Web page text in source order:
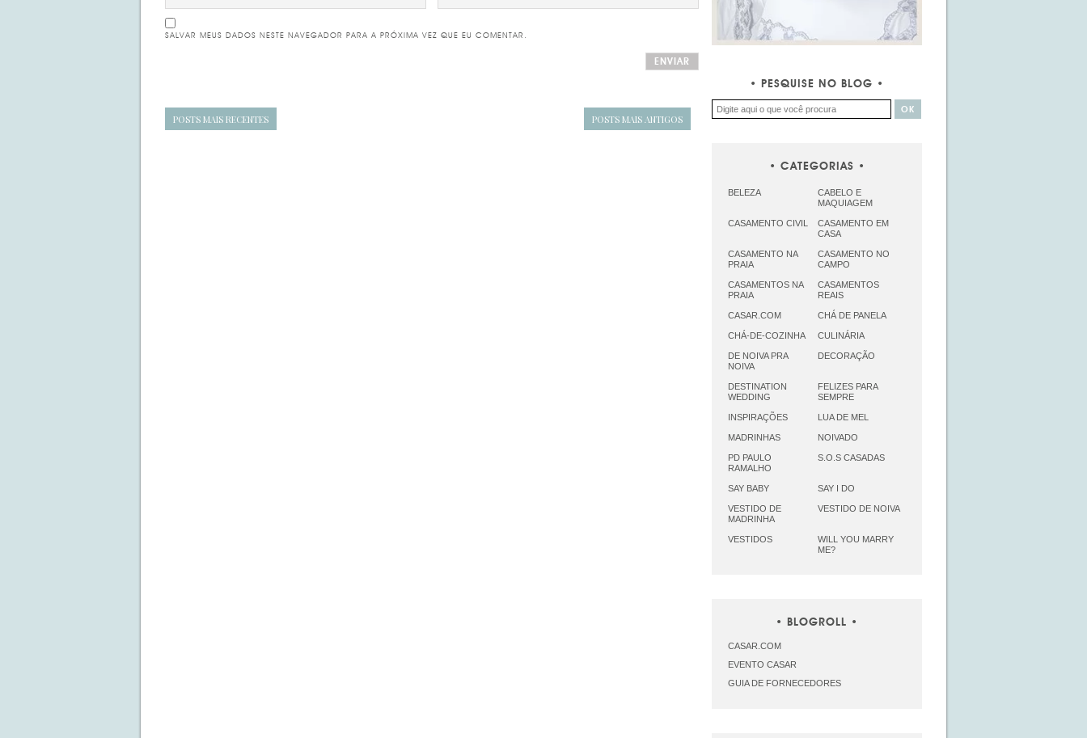
SALVAR MEUS DADOS NESTE NAVEGADOR PARA A PRÓXIMA VEZ QUE EU COMENTAR.
Navegação
POSTS MAIS RECENTES POSTS MAIS ANTIGOS
PESQUISE NO BLOG
CATEGORIAS
BELEZA
CABELO E
MAQUIAGEM
CASAMENTO CIVIL
CASAMENTO EM
CASA
CASAMENTO NA
PRAIA
CASAMENTO NO
CAMPO
CASAMENTOS NA
PRAIA
CASAMENTOS
REAIS
CASAR.COM CHÁ DE PANELA
CHÁ-DE-COZINHA CULINÁRIA
DE NOIVA PRA
NOIVA
DECORAÇÃO
DESTINATION
WEDDING
FELIZES PARA
SEMPRE
INSPIRAÇÕES LUA DE MEL
MADRINHAS NOIVADO
PD PAULO
RAMALHO
S.O.S CASADAS
SAY BABY SAY I DO
VESTIDO DE
MADRINHA
VESTIDO DE NOIVA
VESTIDOS
WILL YOU MARRY
ME?
BLOGROLL
CASAR.COM
EVENTO CASAR
GUIA DE FORNECEDORES